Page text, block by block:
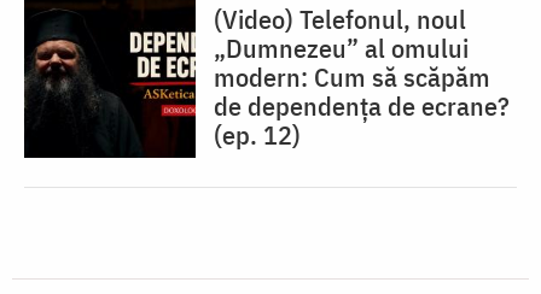
(Video) Telefonul, noul
„Dumnezeu” al omului
modern: Cum să scăpăm
de dependența de ecrane?
(ep. 12)